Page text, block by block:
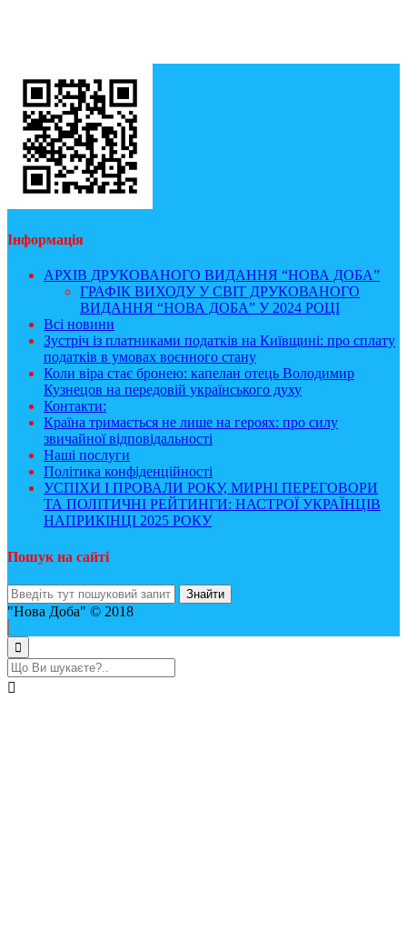
Інформація
АРХІВ ДРУКОВАНОГО ВИДАННЯ “НОВА ДОБА”
ГРАФІК ВИХОДУ У СВІТ ДРУКОВАНОГО
ВИДАННЯ “НОВА ДОБА” У 2024 РОЦІ
Всі новини
Зустріч із платниками податків на Київщині: про сплату
податків в умовах воєнного стану
Коли віра стає бронею: капелан отець Володимир
Кузнецов на передовій українського духу
Контакти:
Країна тримається не лише на героях: про силу
звичайної відповідальності
Наші послуги
Політика конфіденційності
УСПІХИ І ПРОВАЛИ РОКУ, МИРНІ ПЕРЕГОВОРИ
ТА ПОЛІТИЧНІ РЕЙТИНГИ: НАСТРОЇ УКРАЇНЦІВ
НАПРИКІНЦІ 2025 РОКУ
Пошук на сайті
"Нова Доба" © 2018
